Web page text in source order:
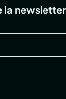
la newsletter